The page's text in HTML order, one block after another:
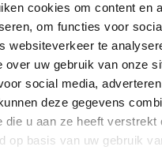
cookies om content en
om functies voor
websiteverkeer te
over uw gebruik van onze
social media,
deze gegevens
die u aan ze heeft verstrekt
op basis van uw gebruik